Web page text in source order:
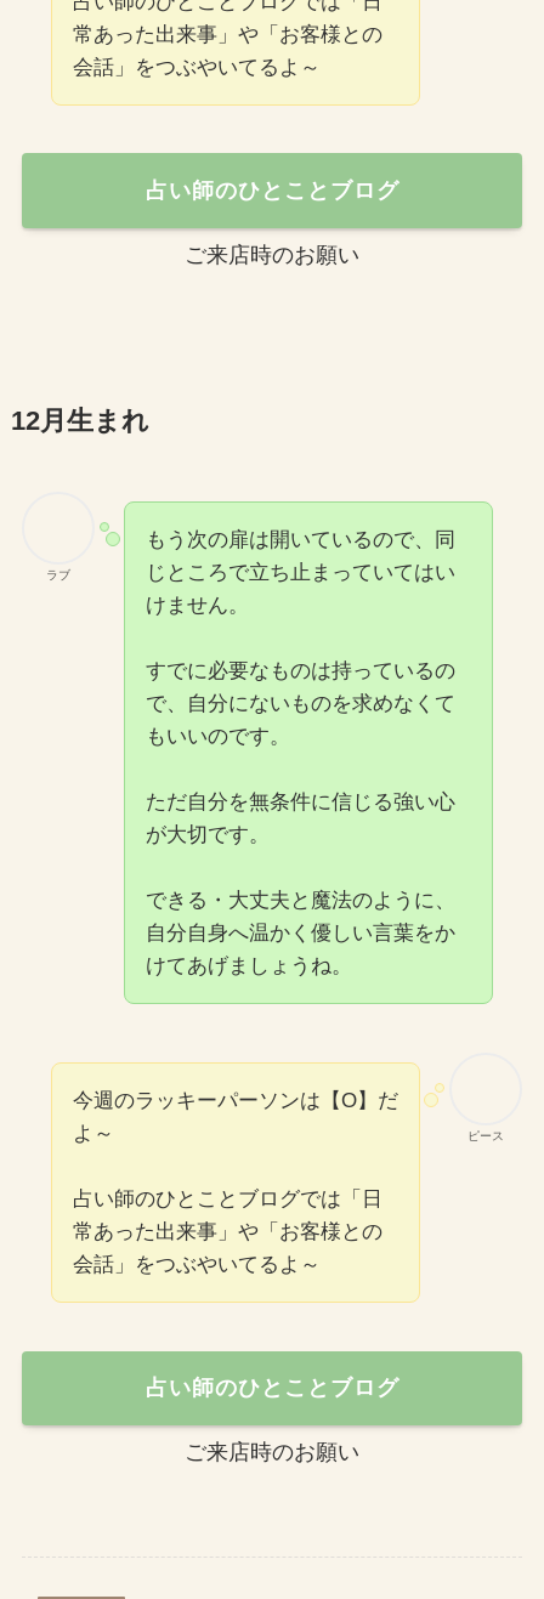
常あった出来事」や「お客様との
会話」をつぶやいてるよ～
占い師のひとことブログ
ご来店時のお願い
12月生まれ
ラブ
もう次の扉は開いているので、同
じところで立ち止まっていてはい
けません。
すでに必要なものは持っているの
で、自分にないものを求めなくて
もいいのです。
ただ自分を無条件に信じる強い心
が大切です。
できる・大丈夫と魔法のように、
自分自身へ温かく優しい言葉をか
けてあげましょうね。
ピース
今週のラッキーパーソンは【O】だ
よ～
占い師のひとことブログでは「日
常あった出来事」や「お客様との
会話」をつぶやいてるよ～
占い師のひとことブログ
ご来店時のお願い